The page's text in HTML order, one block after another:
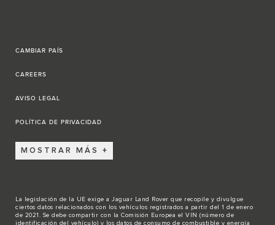
CAMBIAR PAÍS
CAREERS
AVISO LEGAL
POLÍTICA DE PRIVACIDAD
MOSTRAR MÁS
La legislación de la UE exige a Jaguar Land Rover que recopile y divulgue
ciertos datos relacionados con los vehículos registrados a partir del 1 de enero
de 2021. Se debe compartir con la Comisión Europea el VIN (número de
identificación del vehículo) y los datos de consumo de combustible y energía